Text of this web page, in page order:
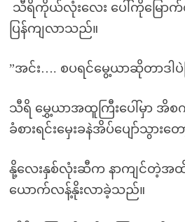
သီရိကိုယ်လုံးလေး ပေါ်ကိုမြော
ပြန်ကျလာသည်။
”အင်း…. စပရင်မွေ့ယာဆိုတာဒါ
သီရိ မွှေ့ယာအထူကြီးပေါ်မှာ
ခံစားရင်းမှေးခနဲအိပ်ပျော်သွား
နို့လေးနှစ်လုံးဆီက နာကျင်တဲ့
ယောက်လန့်နိုးလာခဲ့သည်။